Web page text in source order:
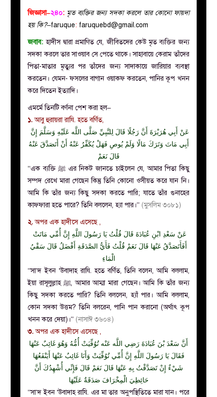
ইসলাহী
মজলিস
প্রশ্ন
করুন
জিজ্ঞাসা–২৪০: মৃত ব্যক্তির জন্য সদকা করলে তার কোনো ফায়দা
হয় কি?–faruque: faruquebd@gmail.com
জবাব: হাদীস দ্বারা প্রমাণিত যে, জীবিতদের কেউ মৃত ব্যক্তির জন্য
সদকা করলে তার সাওয়াব সে পেতে থাকে। সাহাবায়ে কেরাম তাঁদের
পিতা-মাতার মৃত্যুর পর তাঁদের জন্য সাদাকায়ে জারিয়ার ব্যবস্থা
করতেন। যেমন- ফসলের বাগান ওয়াকফ করতেন, পানির কূপ খনন
করে দিতেন ইত্যাদি।
এমর্মে তিনটি বর্ণনা পেশ করা হল–
১.আবু হুরায়রা রাযি. হতে বর্ণিত,
أَبِي مَاتَ وَتَرَكَ مَالًا وَلَمْ يُوصِ فَهَلْ يُكَفِّرُ عَنْهُ أَنْ أَتَصَدَّقَ عَنْهُ
قَالَ نَعَمْ
‘‘এক ব্যক্তি ﷺ এর নিকট জানতে চাইলেন যে, আমার পিতা কিছু
সম্পদ রেখে মারা গেছেন কিন্তু তিনি কোনো ওসীয়ত করে যান নি।
আমি কি তাঁর জন্য কিছু সদকা করতে পারি; যাতে তাঁর গুনাহের
কাফফারা হতে পারে? তিনি বললেন, হ্যা পার।’’ (মুসলিম ৩০৮১)
২. অপর এক হাদীসে এসেছে ,
أَفَأَتَصَدَّقُ عَنْهَا قَالَ نَعَمْ قُلْتُ فَأَيُّ الصَّدَقَةِ أَفْضَلُ قَالَ سَقْيُ
الْمَاءِ
‘‘সা‘দ ইবন ‘উবাদাহ রাযি. হতে বর্ণিত, তিনি বলেন, আমি বললাম,
ইয়া রাসূলুল্লাহ ﷺ, আমার আম্মা মারা গেছেন। আমি কি তাঁর জন্য
কিছু সদকা করতে পারি? তিনি বললেন, হ্যাঁ পার। আমি বললাম,
কোন সদকা উত্তম? তিনি বলরেন, পানি পান করানো (অর্থাৎ কূপ
খনন করে দেয়া)।’’ (নাসাঈ ৩৬০৪)
৩.অপর এক হাদীসে এসেছে ,
أَنَّ سَعْدَ بْنَ عُبَادَةَ رَضِي اللَّه عَنْه تُوُفِّيَتْ أُمُّهُ وَهُوَ غَائِبٌ عَنْهَا
فَقَالَ يَا رَسُولَ اللَّهِ إِنَّ أُمِّي تُوُفِّيَتْ وَأَنَا غَائِبٌ عَنْهَا أَيَنْفَعُهَا
شَيْءٌ إِنْ تَصَدَّقْتُ بِهِ عَنْهَا قَالَ نَعَمْ قَالَ فَإِنِّي أُشْهِدُكَ أَنَّ
حَائِطِيَ الْمِخْرَافَ صَدَقَةٌ عَلَيْهَا
‘‘সা‘দ ইবন ‘উবাদাহ রাযি. এর মা তার অনুপস্থিতিতে মারা যান। পরে